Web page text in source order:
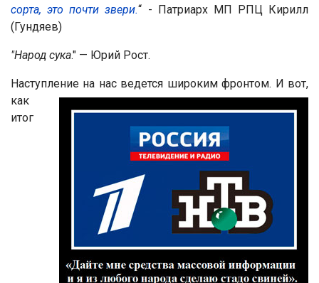
сорта, это почти звери.“ - Патриарх МП РПЦ Кирилл
(Гундяев)
"Народ сука." — Юрий Рост.
Наступление на нас ведется широким фронтом. И вот,
как
итог